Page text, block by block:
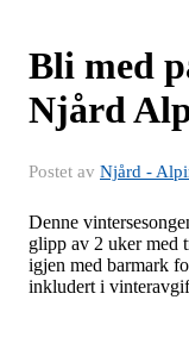
Bli med
Njård
Postet av Njård -
Denne
glipp av 2 uker med
igjen med barmark
inkludert i